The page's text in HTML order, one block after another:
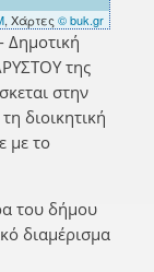
, Χάρτες © buk.gr
Δημοτική
της
στην
διοικητική
με το
του δήμου
διαμέρισμα